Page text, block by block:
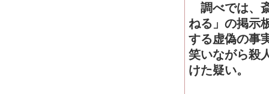
調べでは、
ねる」の掲示
する虚偽の事
笑いながら殺
けた疑い。